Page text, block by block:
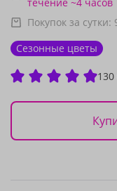
Покупок за сутки:
Сезонные цветы